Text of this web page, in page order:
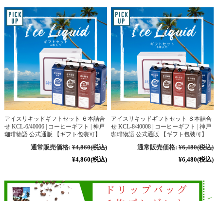
アイスリキッドギフトセット ６本詰合
せ KCL-6/40006 | コーヒーギフト | 神戸
珈琲物語 公式通販 【ギフト包装可】
通常販売価格: ¥4,860(税込)
¥4,860(税込)
アイスリキッドギフトセット ８本詰合
せ KCL-8/40008 | コーヒーギフト | 神戸
珈琲物語 公式通販 【ギフト包装可】
通常販売価格: ¥6,480(税込)
¥6,480(税込)